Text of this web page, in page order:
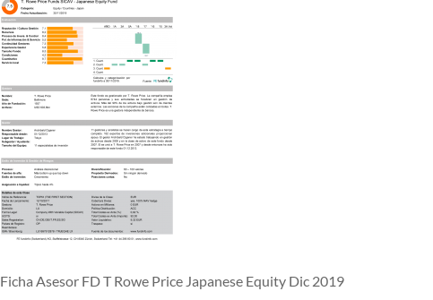
Ficha Asesor FD T Rowe Price Japanese Equity Dic 2019